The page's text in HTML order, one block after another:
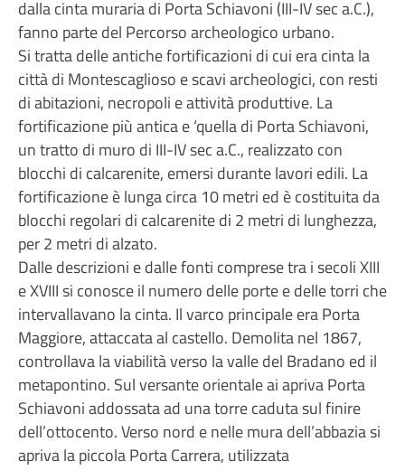
dalla cinta muraria di Porta Schiavoni (III-IV sec a.C.),
fanno parte del Percorso archeologico urbano.
Si tratta delle antiche fortificazioni di cui era cinta la
città di Montescaglioso e scavi archeologici, con resti
di abitazioni, necropoli e attività produttive. La
fortificazione più antica e ‘quella di Porta Schiavoni,
un tratto di muro di III-IV sec a.C., realizzato con
blocchi di calcarenite, emersi durante lavori edili. La
fortificazione è lunga circa 10 metri ed è costituita da
blocchi regolari di calcarenite di 2 metri di lunghezza,
per 2 metri di alzato.
Dalle descrizioni e dalle fonti comprese tra i secoli XIII
e XVIII si conosce il numero delle porte e delle torri che
intervallavano la cinta. Il varco principale era Porta
Maggiore, attaccata al castello. Demolita nel 1867,
controllava la viabilità verso la valle del Bradano ed il
metapontino. Sul versante orientale ai apriva Porta
Schiavoni addossata ad una torre caduta sul finire
dell’ottocento. Verso nord e nelle mura dell’abbazia si
apriva la piccola Porta Carrera, utilizzata